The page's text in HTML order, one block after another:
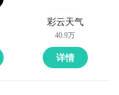
彩云天气
40.9万
详情